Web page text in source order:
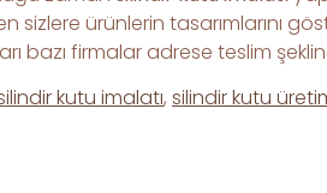
ürünlerin tasarımlarını
bazı firmalar adrese teslim
kutu imalatı, silindir kutu